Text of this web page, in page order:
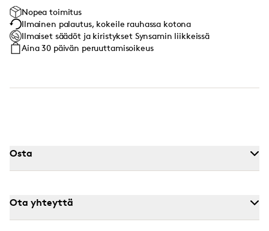
Nopea toimitus
Ilmainen palautus, kokeile rauhassa kotona
Ilmaiset säädöt ja kiristykset Synsamin liikkeissä
Aina 30 päivän peruuttamisoikeus
Osta
Ota yhteyttä